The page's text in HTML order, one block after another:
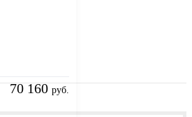
70 160руб.